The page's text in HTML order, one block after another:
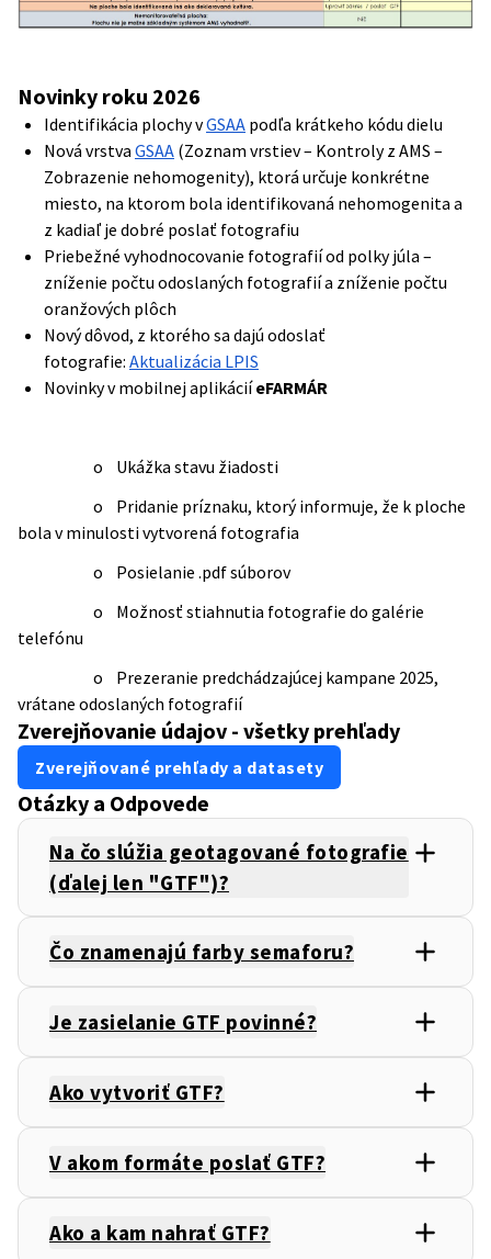
Novinky roku 2026
Identifikácia plochy vGSAA podľa krátkeho kódu dielu
Nová vrstva GSAA (Zoznam vrstiev – Kontroly z AMS –
Zobrazenie nehomogenity), ktorá určuje konkrétne
miesto, na ktorom bola identifikovaná nehomogenita a
z kadiaľ je dobré poslať fotografiu
Priebežné vyhodnocovanie fotografií od polky júla –
zníženie počtu odoslaných fotografií a zníženie počtu
oranžových plôch
Nový dôvod, z ktorého sa dajú odoslať
fotografie: Aktualizácia LPIS
Novinky v mobilnej aplikáciíeFARMÁR
o Ukážka stavu žiadosti
o Pridanie príznaku, ktorý informuje, že k ploche
bola v minulosti vytvorená fotografia
o Posielanie .pdf súborov
o Možnosť stiahnutia fotografie do galérie
telefónu
o Prezeranie predchádzajúcej kampane 2025,
vrátane odoslaných fotografií
Zverejňovanie údajov - všetky prehľady
Zverejňované prehľady a datasety
Otázky a Odpovede
Na čo slúžia geotagované fotografie
(ďalej len "GTF")?
Čo znamenajú farby semaforu?
Je zasielanie GTF povinné?
Ako vytvoriť GTF?
V akom formáte poslať GTF?
Ako a kam nahrať GTF?